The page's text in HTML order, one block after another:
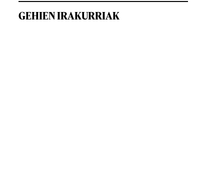
GEHIEN IRAKURRIAK